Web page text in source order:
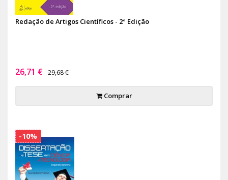
Redação de Artigos Científicos - 2ª Edição
26,71 € 29,68 €
Comprar
-10%